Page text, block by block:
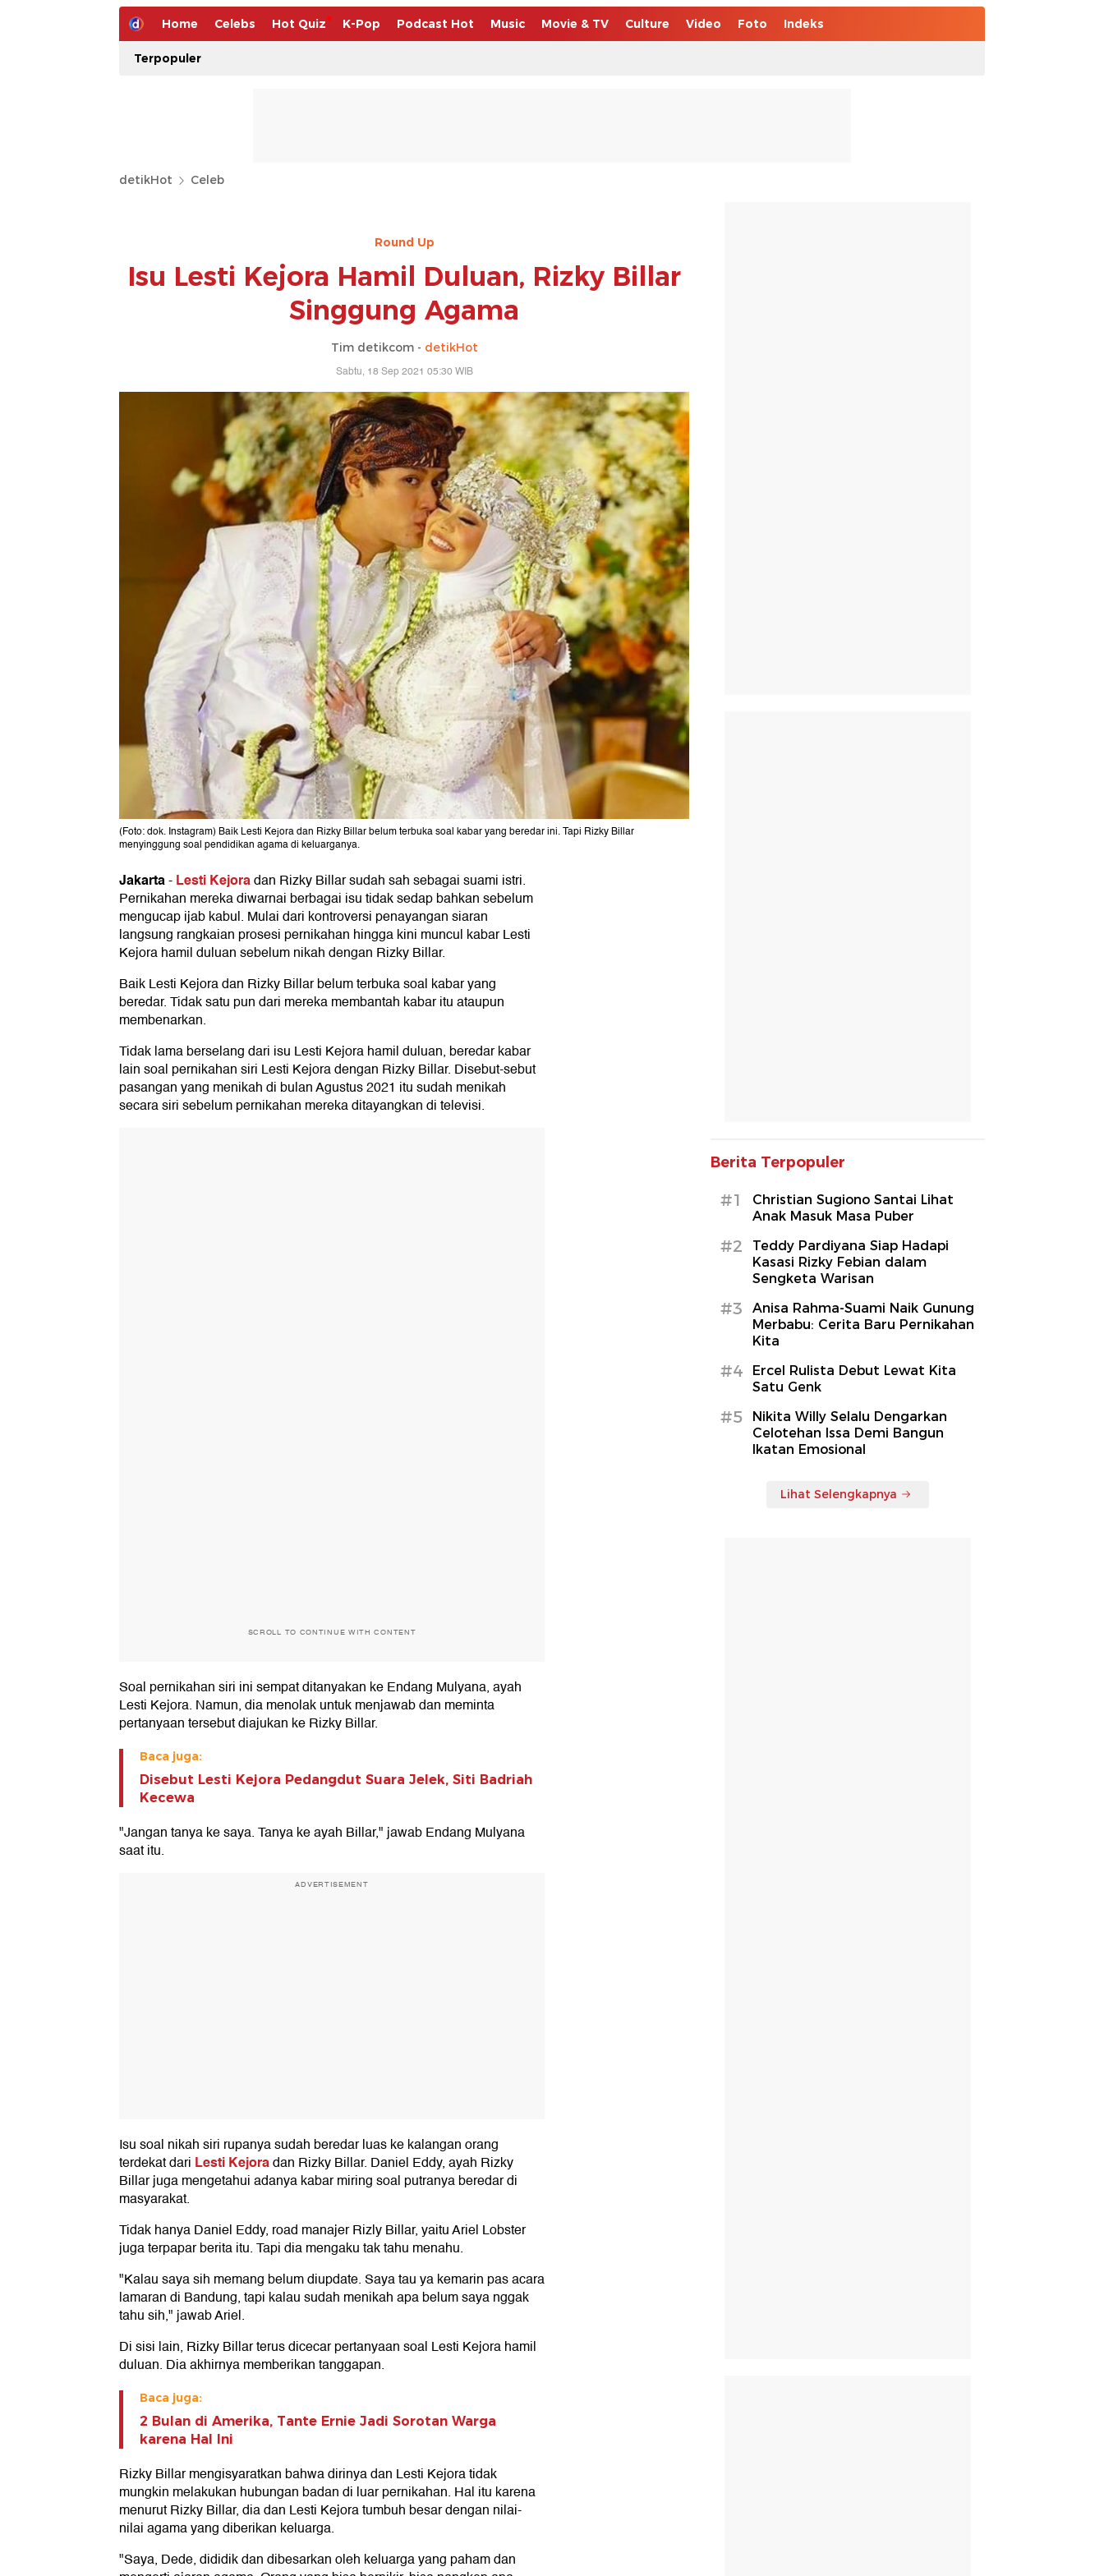
Home Celebs Hot Quiz K-Pop Podcast Hot Music Movie & TV Culture Video Foto Indeks
Terpopuler
detikHot Celeb
Round Up
Isu Lesti Kejora Hamil Duluan, Rizky Billar
Singgung Agama
Tim detikcom - detikHot
Sabtu, 18 Sep 2021 05:30 WIB
(Foto: dok. Instagram) Baik Lesti Kejora dan Rizky Billar belum terbuka soal kabar yang beredar ini. Tapi Rizky Billar
menyinggung soal pendidikan agama di keluarganya.
Jakarta-Lesti Kejoradan Rizky Billar sudah sah sebagai suami istri.
Pernikahan mereka diwarnai berbagai isu tidak sedap bahkan sebelum
mengucap ijab kabul. Mulai dari kontroversi penayangan siaran
langsung rangkaian prosesi pernikahan hingga kini muncul kabar Lesti
Kejora hamil duluan sebelum nikah dengan Rizky Billar.
Baik Lesti Kejora dan Rizky Billar belum terbuka soal kabar yang
beredar. Tidak satu pun dari mereka membantah kabar itu ataupun
membenarkan.
Tidak lama berselang dari isu Lesti Kejora hamil duluan, beredar kabar
lain soal pernikahan siri Lesti Kejora dengan Rizky Billar. Disebut-sebut
pasangan yang menikah di bulan Agustus 2021 itu sudah menikah
secara siri sebelum pernikahan mereka ditayangkan di televisi.
SCROLL TO CONTINUE WITH CONTENT
Soal pernikahan siri ini sempat ditanyakan ke Endang Mulyana, ayah
Lesti Kejora. Namun, dia menolak untuk menjawab dan meminta
pertanyaan tersebut diajukan ke Rizky Billar.
Baca juga:
Disebut Lesti Kejora Pedangdut Suara Jelek, Siti Badriah
Kecewa
"Jangan tanya ke saya. Tanya ke ayah Billar," jawab Endang Mulyana
saat itu.
ADVERTISEMENT
Isu soal nikah siri rupanya sudah beredar luas ke kalangan orang
terdekat dari Lesti Kejoradan Rizky Billar. Daniel Eddy, ayah Rizky
Billar juga mengetahui adanya kabar miring soal putranya beredar di
masyarakat.
Tidak hanya Daniel Eddy, road manajer Rizly Billar, yaitu Ariel Lobster
juga terpapar berita itu. Tapi dia mengaku tak tahu menahu.
"Kalau saya sih memang belum diupdate. Saya tau ya kemarin pas acara
lamaran di Bandung, tapi kalau sudah menikah apa belum saya nggak
tahu sih," jawab Ariel.
Di sisi lain, Rizky Billar terus dicecar pertanyaan soal Lesti Kejora hamil
duluan. Dia akhirnya memberikan tanggapan.
Baca juga:
2 Bulan di Amerika, Tante Ernie Jadi Sorotan Warga
karena Hal Ini
Rizky Billar mengisyaratkan bahwa dirinya dan Lesti Kejora tidak
mungkin melakukan hubungan badan di luar pernikahan. Hal itu karena
menurut Rizky Billar, dia dan Lesti Kejora tumbuh besar dengan nilai-
nilai agama yang diberikan keluarga.
"Saya, Dede, dididik dan dibesarkan oleh keluarga yang paham dan
Berita Terpopuler
#1
Christian Sugiono Santai Lihat
Anak Masuk Masa Puber
#2
Teddy Pardiyana Siap Hadapi
Kasasi Rizky Febian dalam
Sengketa Warisan
#3
Anisa Rahma-Suami Naik Gunung
Merbabu: Cerita Baru Pernikahan
Kita
#4
Ercel Rulista Debut Lewat Kita
Satu Genk
#5
Nikita Willy Selalu Dengarkan
Celotehan Issa Demi Bangun
Ikatan Emosional
Lihat Selengkapnya